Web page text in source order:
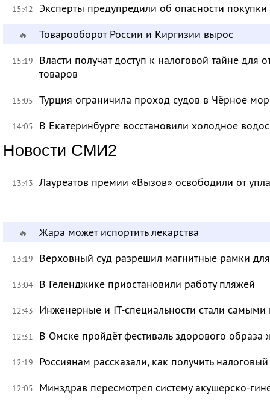
15:42 Эксперты предупредили об опасности
🔥 Товарооборот России и Киргизии вырос
15:19
Власти получат доступ к налоговой тайне для
товаров
15:05 Турция ограничила проход судов в Чёрное
14:05 В Екатеринбурге восстановили холодное
Новости СМИ2
13:43 Лауреатов премии «Вызов» освободили от
🔥 Жара может испортить лекарства
13:19 Верховный суд разрешил магнитные рамки
13:04 В Геленджике приостановили работу пляжей
12:43 Инженерные и IT-специальности стали
12:31 В Омске пройдёт фестиваль здорового
12:19 Россиянам рассказали, как получить
12:05 Минздрав пересмотрел систему акушерско-